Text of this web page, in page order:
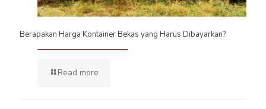
Berapakan Harga Kontainer Bekas yang Harus Dibayarkan?
Read more